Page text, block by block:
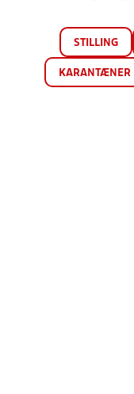
STILLING
KARANTÆNER